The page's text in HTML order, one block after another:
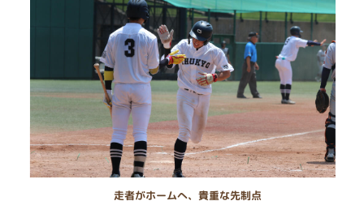
走者がホームへ、貴重な先制点